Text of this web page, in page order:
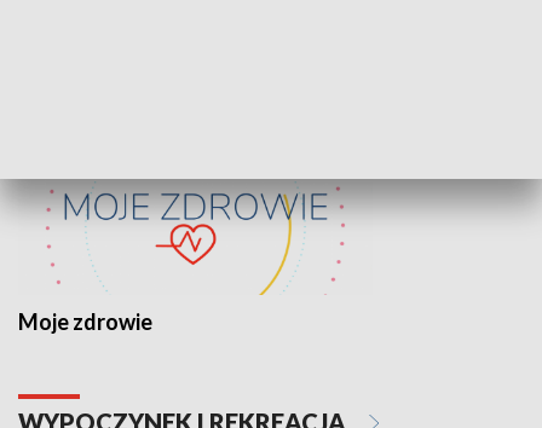
Moje zdrowie
WYPOCZYNEK I REKREACJA